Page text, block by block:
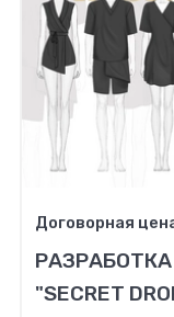
Договорная
РАЗРАБОТКА
"SECRET